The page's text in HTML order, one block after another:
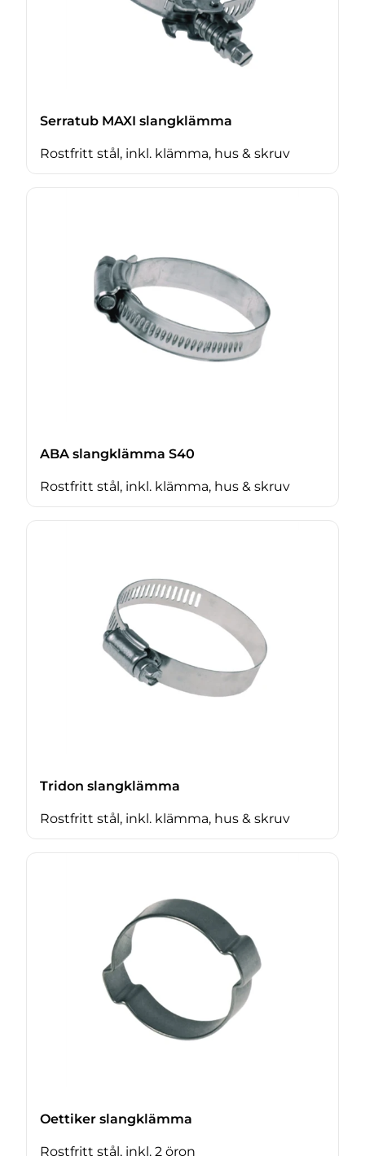
Serratub MAXI slangklämma
Rostfritt stål, inkl. klämma, hus & skruv
ABA slangklämma S40
Rostfritt stål, inkl. klämma, hus & skruv
Tridon slangklämma
Rostfritt stål, inkl. klämma, hus & skruv
Oettiker slangklämma
Rostfritt stål, inkl. 2 öron